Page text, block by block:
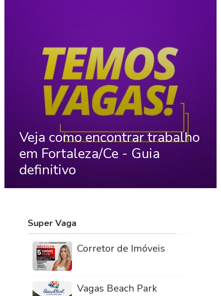
Veja como encontrar trabalho
em Fortaleza/Ce - Guia
definitivo
Super Vaga
Corretor de Imóveis
Vagas Beach Park